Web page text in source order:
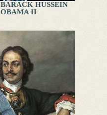
BARACK HUSSEIN
OBAMA II